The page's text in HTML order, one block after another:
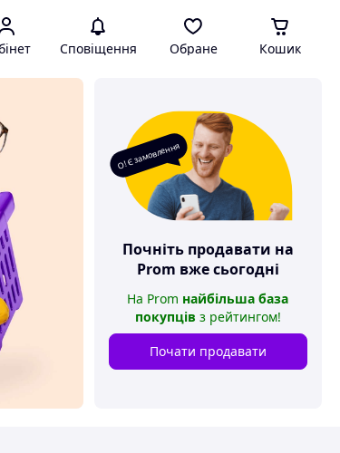
Сповіщення Обране Кошик
О! Є замовлення
Почніть продавати на
Prom вже сьогодні
На Prom найбільша база
покупців з рейтингом!
Почати продавати